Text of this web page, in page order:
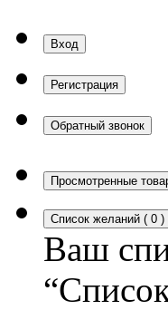
Вход
Регистрация
Обратный звонок
Просмотренные
Список желаний ( 0 )
Ваш